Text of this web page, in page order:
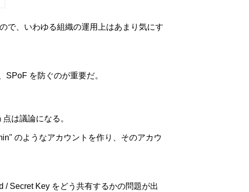
で、いわゆる組織の運用上はあまり気にす
を防ぐのが重要だ。
は議論になる。
のようなアカウントを作り、そのアカウ
Secret Key をどう共有するかの問題が出